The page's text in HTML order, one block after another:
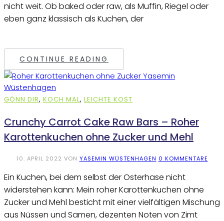
nicht weit. Ob baked oder raw, als Muffin, Riegel oder
eben ganz klassisch als Kuchen, der
CONTINUE READING
GÖNN DIR, KOCH MAL, LEICHTE KOST
Crunchy Carrot Cake Raw Bars – Roher
Karottenkuchen ohne Zucker und Mehl
10. APRIL 2022 VON YASEMIN WÜSTENHAGEN 0 KOMMENTARE
Ein Kuchen, bei dem selbst der Osterhase nicht
widerstehen kann: Mein roher Karottenkuchen ohne
Zucker und Mehl besticht mit einer vielfältigen Mischung
aus Nüssen und Samen, dezenten Noten von Zimt